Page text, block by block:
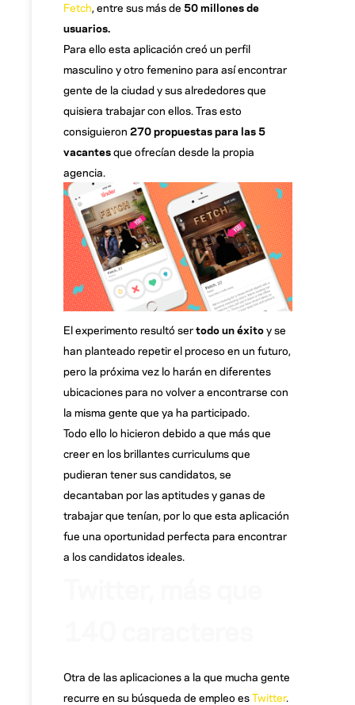
Fetch, entre sus más de 50 millones de
usuarios.
Para ello esta aplicación creó un perfil
masculino y otro femenino para así encontrar
gente de la ciudad y sus alrededores que
quisiera trabajar con ellos. Tras esto
consiguieron 270 propuestas para las 5
vacantesque ofrecían desde la propia
agencia.
El experimento resultó sertodo un éxitoy se
han planteado repetir el proceso en un futuro,
pero la próxima vez lo harán en diferentes
ubicaciones para no volver a encontrarse con
la misma gente que ya ha participado.
Todo ello lo hicieron debido a que más que
creer en los brillantes curriculums que
pudieran tener sus candidatos, se
decantaban por las aptitudes y ganas de
trabajar que tenían, por lo que esta aplicación
fue una oportunidad perfecta para encontrar
a los candidatos ideales.
Otra de las aplicaciones a la que mucha gente
recurre en su búsqueda de empleo esTwitter.